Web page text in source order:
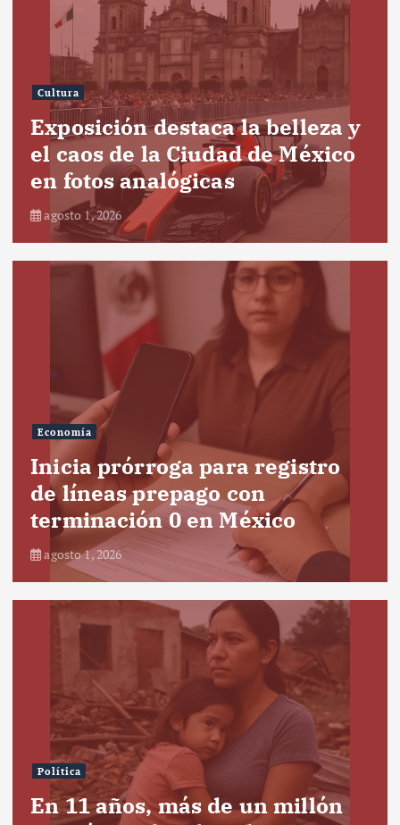
Cultura
Exposición destaca la belleza y
el caos de la Ciudad de México
en fotos analógicas
agosto 1, 2026
Economía
Inicia prórroga para registro
de líneas prepago con
terminación 0 en México
agosto 1, 2026
Política
En 11 años, más de un millón